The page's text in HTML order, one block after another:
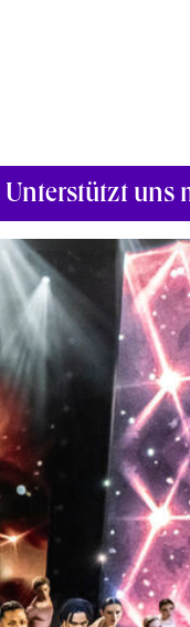
Unterstützt uns